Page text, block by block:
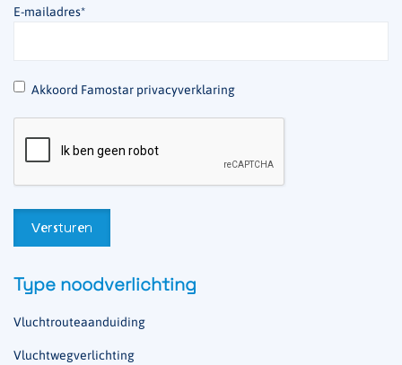
E-mailadres*
* Akkoord Famostar privacyverklaring
Type noodverlichting
Vluchtrouteaanduiding
Vluchtwegverlichting